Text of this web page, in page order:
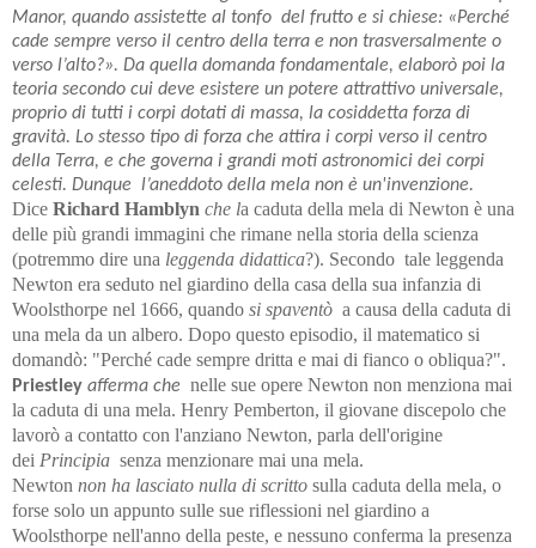
Manor, quando assistette al tonfo del frutto e si chiese: «Perché
cade sempre verso il centro della terra e non trasversalmente o
verso l’alto?». Da quella domanda fondamentale, elaborò poi la
teoria secondo cui deve esistere un potere attrattivo universale,
proprio di tutti i corpi dotati di massa, la cosiddetta forza di
gravità. Lo stesso tipo di forza che attira i corpi verso il centro
della Terra, e che governa i grandi moti astronomici dei corpi
celesti. Dunque l’aneddoto della mela non è un'invenzione.
Dice Richard Hamblyn che la caduta della mela di Newton è una
delle più grandi immagini che rimane nella storia della scienza
(potremmo dire una leggenda didattica?). Secondo tale leggenda
Newton era seduto nel giardino della casa della sua infanzia di
Woolsthorpe nel 1666, quando si spaventò a causa della caduta di
una mela da un albero. Dopo questo episodio, il matematico si
domandò: "Perché cade sempre dritta e mai di fianco o obliqua?".
Priestley afferma che nelle sue opere Newton non menziona mai
la caduta di una mela. Henry Pemberton, il giovane discepolo che
lavorò a contatto con l'anziano Newton, parla dell'origine
dei Principia senza menzionare mai una mela.
Newton non ha lasciato nulla di scritto sulla caduta della mela, o
forse solo un appunto sulle sue riflessioni nel giardino a
Woolsthorpe nell'anno della peste, e nessuno conferma la presenza